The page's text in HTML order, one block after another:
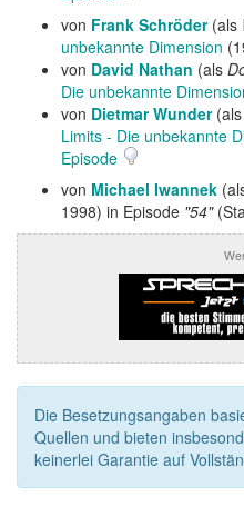
von Frank Schröder(als
unbekannte Dimension
von David Nathan (als
Die unbekannte
von Dietmar Wunder(als
Limits - Die unbekannte
Episode
von Michael Iwannek
1998) in Episode "54"
Die Besetzungsangaben
Quellen und bieten
keinerlei Garantie auf